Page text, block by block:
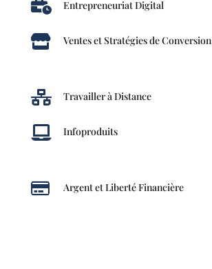
 Entrepreneuriat Digital
 Ventes et Stratégies de Conversion
 Travailler à Distance
 Infoproduits
 Argent et Liberté Financière